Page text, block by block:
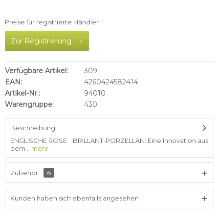
Preise für registrierte Händler
Zur Registrierung
Verfügbare Artikel:
309
EAN:
4260424582414
Artikel-Nr.:
94010
Warengruppe:
430
Beschreibung
ENGLISCHE ROSE BRILLANT-PORZELLAN: Eine Innovation aus
dem...
mehr
Zubehör 6
Kunden haben sich ebenfalls angesehen